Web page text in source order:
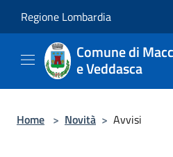
Regione Lombardia
Comune di
e Veddasca
Home > Novità > Avvisi